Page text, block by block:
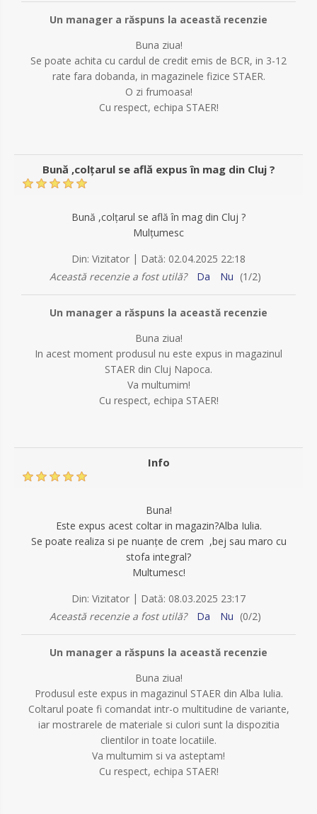
Un manager a răspuns la această recenzie
Buna ziua!
Se poate achita cu cardul de credit emis de BCR, in 3-12
rate fara dobanda, in magazinele fizice STAER.
O zi frumoasa!
Cu respect, echipa STAER!
Bună ,colțarul se află expus în mag din Cluj ?
Bună ,colțarul se află în mag din Cluj ?
Mulțumesc
Din: Vizitator | Dată: 02.04.2025 22:18
Această recenzie a fost utilă?
Da Nu (1/2)
Un manager a răspuns la această recenzie
Buna ziua!
In acest moment produsul nu este expus in magazinul
STAER din Cluj Napoca.
Va multumim!
Cu respect, echipa STAER!
Info
Buna!
Este expus acest coltar in magazin?Alba Iulia.
Se poate realiza si pe nuanțe de crem ,bej sau maro cu
stofa integral?
Multumesc!
Din: Vizitator | Dată: 08.03.2025 23:17
Această recenzie a fost utilă?
Da Nu (0/2)
Un manager a răspuns la această recenzie
Buna ziua!
Produsul este expus in magazinul STAER din Alba Iulia.
Coltarul poate fi comandat intr-o multitudine de variante,
iar mostrarele de materiale si culori sunt la dispozitia
clientilor in toate locatiile.
Va multumim si va asteptam!
Cu respect, echipa STAER!